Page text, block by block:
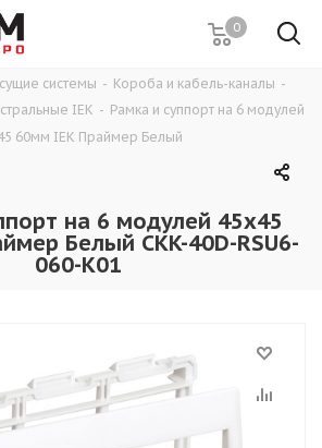
0
системы - Короба и кабель-каналы -
IEK - Рамка и суппорт на 6 модулей
60мм IEK Праймер Белый
на 6 модулей 45х45
Белый CKK-40D-RSU6-
060-K01